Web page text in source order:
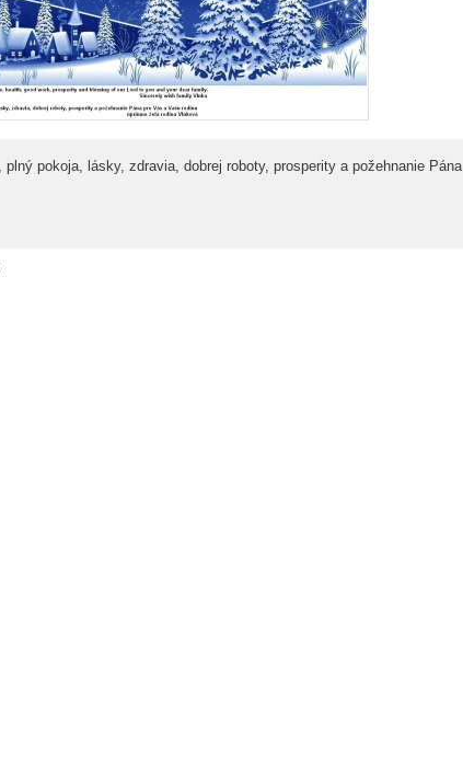
pokoja, lásky, zdravia, dobrej roboty, prosperity a požehnanie Pána